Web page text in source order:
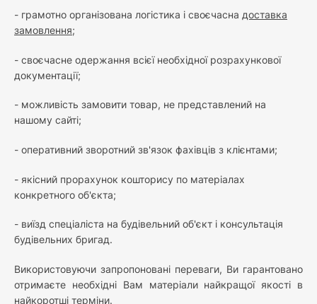
- грамотно організована логістика і своєчасна доставка
замовлення;
- своєчасне одержання всієї необхідної розрахункової
документації;
- можливість замовити товар, не представлений на
нашому сайті;
- оперативний зворотний зв'язок фахівців з клієнтами;
- якісний прорахунок кошторису по матеріалах
конкретного об'єкта;
- виїзд спеціаліста на будівельний об'єкт і консультація
будівельних бригад.
Використовуючи запропоновані переваги, Ви гарантовано
отримаєте необхідні Вам матеріали найкращої якості в
найкоротші терміни.